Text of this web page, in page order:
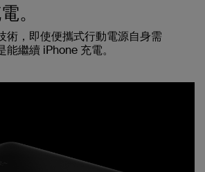
。
術，即使便攜式行動電源自身需
繼續 iPhone 充電。